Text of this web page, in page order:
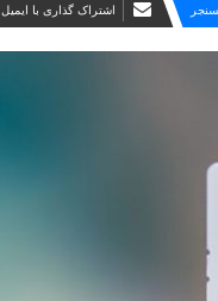
اشتراک گذاری با ایمیل